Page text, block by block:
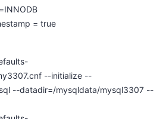
= true
--initialize --
--datadir=/mysqldata/mysql3307 --